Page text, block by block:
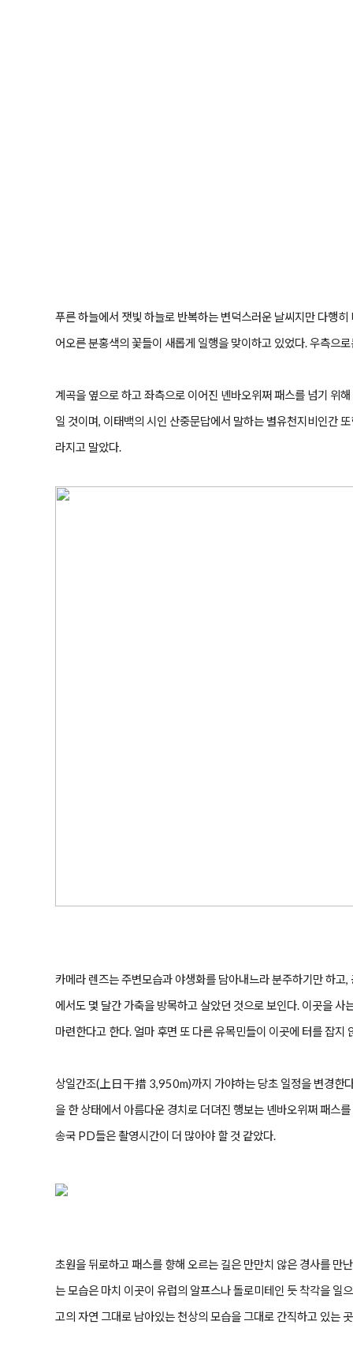
푸른 하늘에서 잿빛 하늘로 반복하는 변덕스러운 날씨지만 다행
어오른 분홍색의 꽃들이 새롭게 일행을 맞이하고 있었다. 우측으
계곡을 옆으로 하고 좌측으로 이어진 녠바오위쩌 패스를 넘기 위
일 것이며, 이태백의 시인 산중문답에서 말하는 별유천지비인간
라지고 말았다.
카메라 렌즈는 주변모습과 야생화를 담아내느라 분주하기만 하
에서도 몇 달간 가축을 방목하고 살았던 것으로 보인다. 이곳을
마련한다고 한다. 얼마 후면 또 다른 유목민들이 이곳에 터를 잡지
상일간조(上日干措 3,950m)까지 가야하는 당초 일정을 변경한
을 한 상태에서 아름다운 경치로 더뎌진 행보는 녠바오위쩌 패스
송국 PD들은 촬영시간이 더 많아야 할 것 같았다.
초원을 뒤로하고 패스를 향해 오르는 길은 만만치 않은 경사를 만
는 모습은 마치 이곳이 유럽의 알프스나 돌로미테인 듯 착각을 일
고의 자연 그대로 남아있는 천상의 모습을 그대로 간직하고 있는